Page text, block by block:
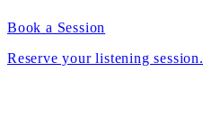
Book a Session
Reserve your listening session.